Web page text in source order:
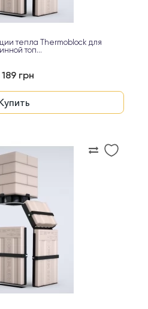
тепла Thermoblock для
топ...
189 грн